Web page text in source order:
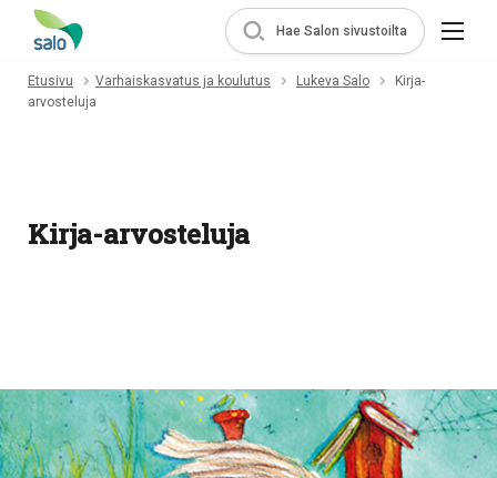
Hae Salon sivustoilta
Etusivu Varhaiskasvatus ja koulutus Lukeva Salo
Kirja-
arvosteluja
Kirja-arvosteluja